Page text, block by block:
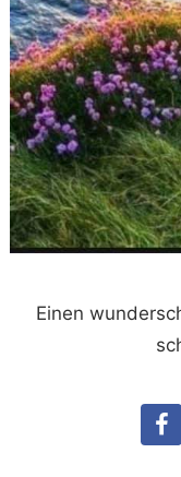
Einen